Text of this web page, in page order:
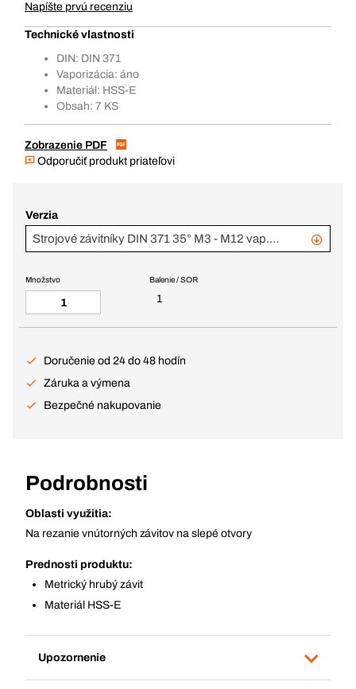
Napíšte prvú recenziu
Technické vlastnosti
DIN: DIN 371
Vaporizácia: áno
Materiál: HSS-E
Obsah: 7 KS
Zobrazenie PDF
Odporučiť produkt priateľovi
Verzia
Strojové závitníky DIN 371 35° M3 - M12 vap., modrý krúžok
Balenie / SOR
1
Množstvo
Doručenie od 24 do 48 hodín
Záruka a výmena
Bezpečné nakupovanie
Podrobnosti
Oblasti využitia:
Na rezanie vnútorných závitov na slepé otvory
Prednosti produktu:
Metrický hrubý závit
Materiál HSS-E
Upozornenie